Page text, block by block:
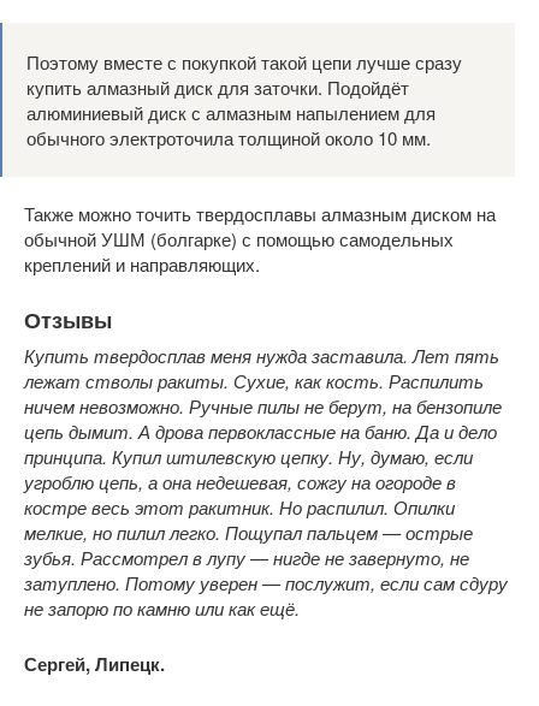
Поэтому вместе с покупкой такой цепи лучше сразу
купить алмазный диск для заточки. Подойдёт
алюминиевый диск с алмазным напылением для
обычного электроточила толщиной около 10 мм.
Также можно точить твердосплавы алмазным диском на
обычной УШМ (болгарке) с помощью самодельных
креплений и направляющих.
Отзывы
Купить твердосплав меня нужда заставила. Лет пять
лежат стволы ракиты. Сухие, как кость. Распилить
ничем невозможно. Ручные пилы не берут, на бензопиле
цепь дымит. А дрова первоклассные на баню. Да и дело
принципа. Купил штилевскую цепку. Ну, думаю, если
угроблю цепь, а она недешевая, сожгу на огороде в
костре весь этот ракитник. Но распилил. Опилки
мелкие, но пилил легко. Пощупал пальцем — острые
зубья. Рассмотрел в лупу — нигде не завернуто, не
затуплено. Потому уверен — послужит, если сам сдуру
не запорю по камню или как ещё.
Сергей, Липецк.